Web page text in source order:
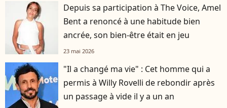
Depuis sa participation à The Voice, Amel
Bent a renoncé à une habitude bien
ancrée, son bien-être était en jeu
23 mai 2026
"Il a changé ma vie" : Cet homme qui a
permis à Willy Rovelli de rebondir après
un passage à vide il y a un an